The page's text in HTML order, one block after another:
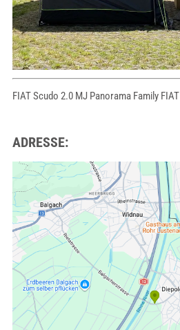
FIAT Scudo 2.0 MJ Panorama Family FIAT
ADRESSE: